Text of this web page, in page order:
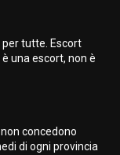
per tutte. Escort
una escort, non è
concedono
di ogni provincia